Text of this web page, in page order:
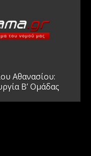
Αθανασίου:
Β’ Ομάδας